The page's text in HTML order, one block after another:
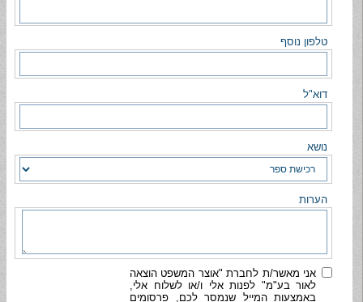
טלפון נוסף
דוא"ל
נושא
הערות
אני מאשר/ת לחברת "אוצר המשפט הוצאה
לאור בע"מ" לפנות אלי ו/או לשלוח אלי,
באמצעות המייל שנמסר לכם, פרסומים